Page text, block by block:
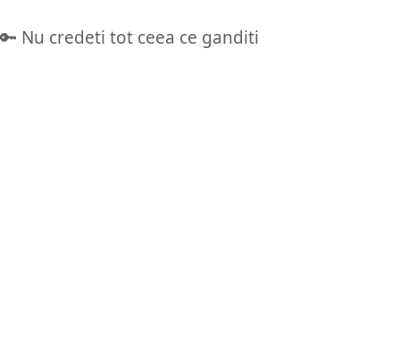
🔑 Nu credeti tot ceea ce ganditi